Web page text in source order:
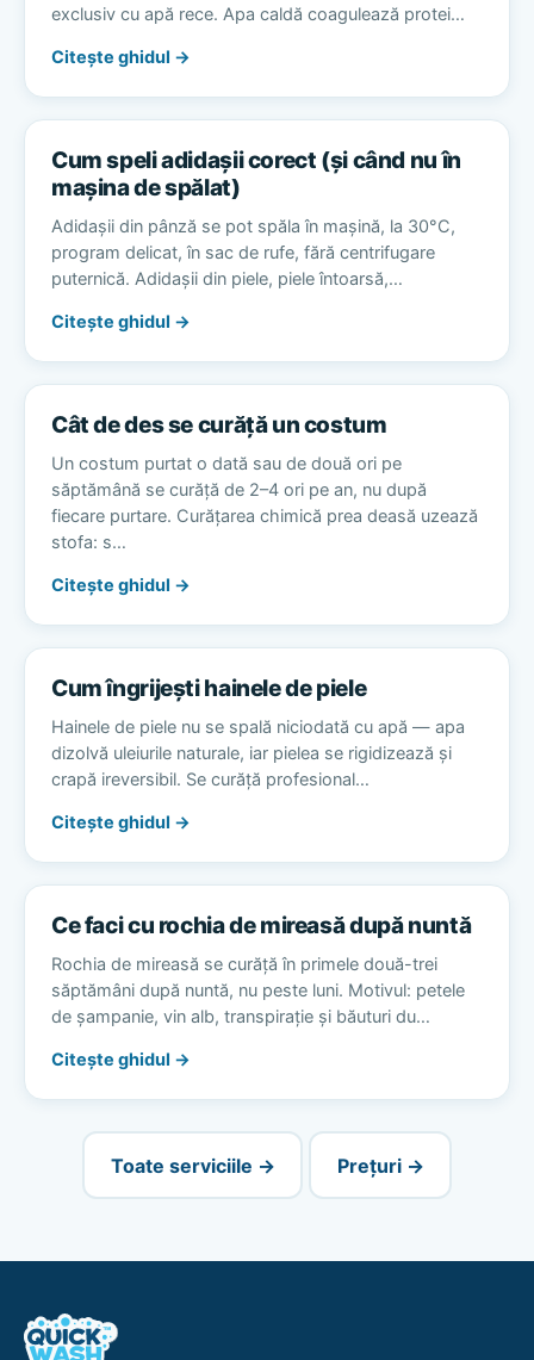
exclusiv cu apă rece. Apa caldă coagulează protei…
Citește ghidul →
Cum speli adidașii corect (și când nu în
mașina de spălat)
Adidașii din pânză se pot spăla în mașină, la 30°C,
program delicat, în sac de rufe, fără centrifugare
puternică. Adidașii din piele, piele întoarsă,…
Citește ghidul →
Cât de des se curăță un costum
Un costum purtat o dată sau de două ori pe
săptămână se curăță de 2–4 ori pe an, nu după
fiecare purtare. Curățarea chimică prea deasă uzează
stofa: s…
Citește ghidul →
Cum îngrijești hainele de piele
Hainele de piele nu se spală niciodată cu apă — apa
dizolvă uleiurile naturale, iar pielea se rigidizează și
crapă ireversibil. Se curăță profesional…
Citește ghidul →
Ce faci cu rochia de mireasă după nuntă
Rochia de mireasă se curăță în primele două-trei
săptămâni după nuntă, nu peste luni. Motivul: petele
de șampanie, vin alb, transpirație și băuturi du…
Citește ghidul →
Toate serviciile → Prețuri →